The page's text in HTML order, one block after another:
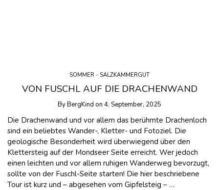
SOMMER - SALZKAMMERGUT
VON FUSCHL AUF DIE DRACHENWAND
ByBergKind on 4. September, 2025
Die Drachenwand und vor allem das berühmte Drachenloch
sind ein beliebtes Wander-, Kletter- und Fotoziel. Die
geologische Besonderheit wird überwiegend über den
Klettersteig auf der Mondseer Seite erreicht. Wer jedoch
einen leichten und vor allem ruhigen Wanderweg bevorzugt,
sollte von der Fuschl-Seite starten! Die hier beschriebene
Tour ist kurz und – abgesehen vom Gipfelsteig – …